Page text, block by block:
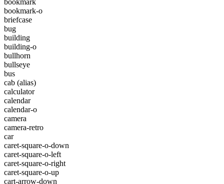
bookmark
bookmark-o
briefcase
bug
building
building-o
bullhorn
bullseye
bus
cab (alias)
calculator
calendar
calendar-o
camera
camera-retro
car
caret-square-o-down
caret-square-o-left
caret-square-o-right
caret-square-o-up
cart-arrow-down